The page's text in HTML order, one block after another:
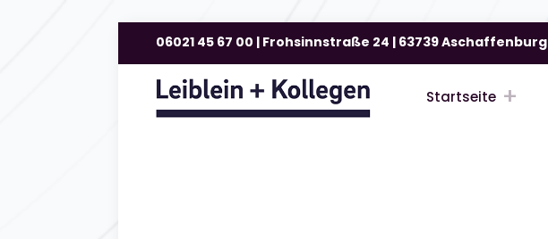
06021 45 67 00 | Frohsinnstraße 24 | 63739 Aschaffenburg
Startseite